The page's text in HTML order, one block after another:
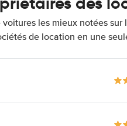
les mieux notées sur
de location en une